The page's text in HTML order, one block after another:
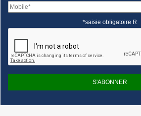
*saisie obligatoire R
S'ABONNER